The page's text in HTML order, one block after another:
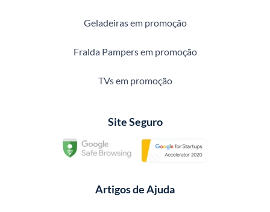
Geladeiras em promoção
Fralda Pampers em promoção
TVs em promoção
Site Seguro
Artigos de Ajuda